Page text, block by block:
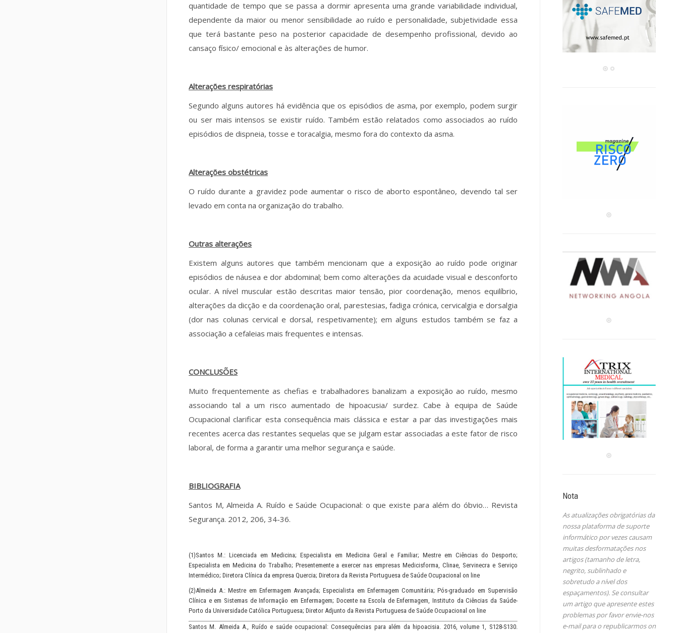
quantidade de tempo que se passa a dormir apresenta uma grande variabilidade individual,
dependente da maior ou menor sensibilidade ao ruído e personalidade, subjetividade essa
que terá bastante peso na posterior capacidade de desempenho profissional, devido ao
cansaço físico/ emocional e às alterações de humor.
Alterações respiratórias
Segundo alguns autores há evidência que os episódios de asma, por exemplo, podem surgir
ou ser mais intensos se existir ruído. Também estão relatados como associados ao ruído
episódios de dispneia, tosse e toracalgia, mesmo fora do contexto da asma.
Alterações obstétricas
O ruído durante a gravidez pode aumentar o risco de aborto espontâneo, devendo tal ser
levado em conta na organização do trabalho.
Outras alterações
Existem alguns autores que também mencionam que a exposição ao ruído pode originar
episódios de náusea e dor abdominal; bem como alterações da acuidade visual e desconforto
ocular. A nível muscular estão descritas maior tensão, pior coordenação, menos equilíbrio,
alterações da dicção e da coordenação oral, parestesias, fadiga crónica, cervicalgia e dorsalgia
(dor nas colunas cervical e dorsal, respetivamente); em alguns estudos também se faz a
associação a cefaleias mais frequentes e intensas.
CONCLUSÕES
Muito frequentemente as chefias e trabalhadores banalizam a exposição ao ruído, mesmo
associando tal a um risco aumentado de hipoacusia/ surdez. Cabe à equipa de Saúde
Ocupacional clarificar esta consequência mais clássica e estar a par das investigações mais
recentes acerca das restantes sequelas que se julgam estar associadas a este fator de risco
laboral, de forma a garantir uma melhor segurança e saúde.
BIBLIOGRAFIA
Santos M, Almeida A. Ruído e Saúde Ocupacional: o que existe para além do óbvio… Revista
Segurança. 2012, 206, 34-36.
(1)Santos M.: Licenciada em Medicina; Especialista em Medicina Geral e Familiar; Mestre em Ciências do Desporto;
Especialista em Medicina do Trabalho; Presentemente a exercer nas empresas Medicisforma, Clinae, Servinecra e Serviço
Intermédico; Diretora Clínica da empresa Quercia; Diretora da Revista Portuguesa de Saúde Ocupacional on line
(2)Almeida A.: Mestre em Enfermagem Avançada; Especialista em Enfermagem Comunitária; Pós-graduado em Supervisão
Clínica e em Sistemas de Informação em Enfermagem; Docente na Escola de Enfermagem, Instituto da Ciências da Saúde-
Porto da Universidade Católica Portuguesa; Diretor Adjunto da Revista Portuguesa de Saúde Ocupacional on line
Santos M. Almeida A., Ruído e saúde ocupacional: Consequências para além da hipoacisia. 2016, volume 1, S128-S130.
Nota
As atualizações obrigatórias da
nossa plataforma de suporte
informático por vezes causam
muitas desformatações nos
artigos (tamanho de letra,
negrito, sublinhado e
sobretudo a nível dos
espaçamentos). Se consultar
um artigo que apresente estes
problemas por favor envie-nos
e-mail para o republicarmos on